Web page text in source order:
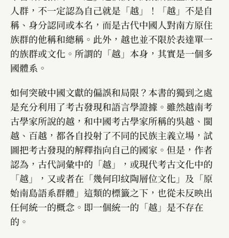
人群，不一定認為自己就是「越」！「越」不是自
稱、身分認同或本名，而是古代中國人對南方原住
族群的他稱和總稱。此外，越也並不限於表達單一
的族群或文化。所謂的「越」本身，其實是一個多
國體系。
如何突破中國文獻的偏誤和局限？本書的獨到之處
是充分利用了考古發現和語言學證據。雖然越南考
古學家所說的越，和中國考古學家所稱的吳越、閩
越、百越，都各自投射了不同的民族主義立場，試
圖把考古發現的解釋指向自己的國家。但是，作者
認為，古代詞彙中的「越」，或現代考古文化中的
「越」，又或者在「幾何印紋陶層位文化」及「原
始南島語系群體」這類的標籤之下，也從未反映出
任何統一的概念。即一個統一的「越」是不存在
的。